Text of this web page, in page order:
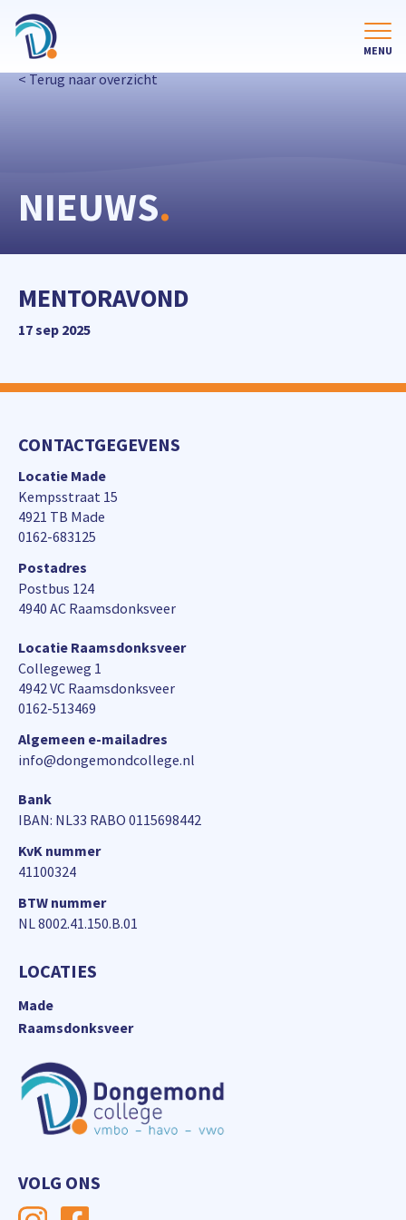
< Terug naar overzicht
NIEUWS.
MENTORAVOND
17 sep 2025
CONTACTGEGEVENS
Locatie Made
Kempsstraat 15
4921 TB Made
0162-683125
Postadres
Postbus 124
4940 AC Raamsdonksveer
Locatie Raamsdonksveer
Collegeweg 1
4942 VC Raamsdonksveer
0162-513469
Algemeen e-mailadres
info@dongemondcollege.nl
Bank
IBAN: NL33 RABO 0115698442
KvK nummer
41100324
BTW nummer
NL 8002.41.150.B.01
LOCATIES
Made
Raamsdonksveer
VOLG ONS